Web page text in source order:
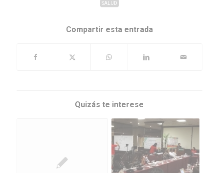
SALUD
Compartir esta entrada
Quizás te interese